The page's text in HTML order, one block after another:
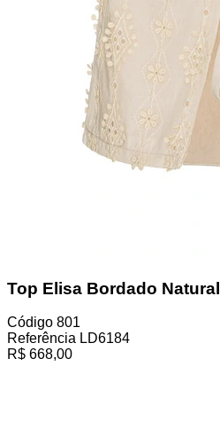
Top Elisa Bordado Natural
Código 801
Referência LD6184
R$ 668,00